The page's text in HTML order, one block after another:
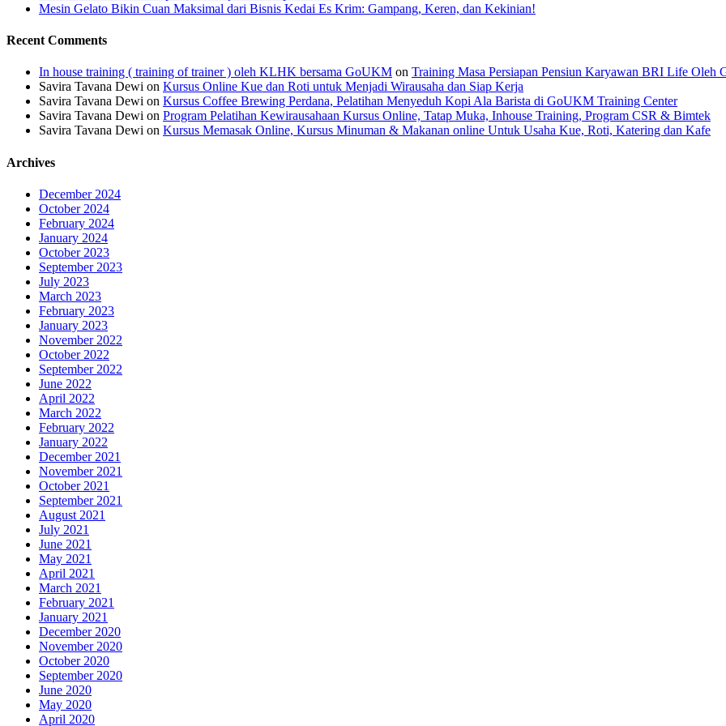
Mesin Gelato Bikin Cuan Maksimal dari Bisnis Kedai Es Krim: Gampang, Keren, dan Kekinian!
Recent Comments
In house training ( training of trainer ) oleh KLHK bersama GoUKM on Training Masa Persiapan Pensiun Karyawan BRI Life Oleh
Savira Tavana Dewi on Kursus Online Kue dan Roti untuk Menjadi Wirausaha dan Siap Kerja
Savira Tavana Dewi on Kursus Coffee Brewing Perdana, Pelatihan Menyeduh Kopi Ala Barista di GoUKM Training Center
Savira Tavana Dewi on Program Pelatihan Kewirausahaan Kursus Online, Tatap Muka, Inhouse Training, Program CSR & Bimtek
Savira Tavana Dewi on Kursus Memasak Online, Kursus Minuman & Makanan online Untuk Usaha Kue, Roti, Katering dan Kafe
Archives
December 2024
October 2024
February 2024
January 2024
October 2023
September 2023
July 2023
March 2023
February 2023
January 2023
November 2022
October 2022
September 2022
June 2022
April 2022
March 2022
February 2022
January 2022
December 2021
November 2021
October 2021
September 2021
August 2021
July 2021
June 2021
May 2021
April 2021
March 2021
February 2021
January 2021
December 2020
November 2020
October 2020
September 2020
June 2020
May 2020
April 2020